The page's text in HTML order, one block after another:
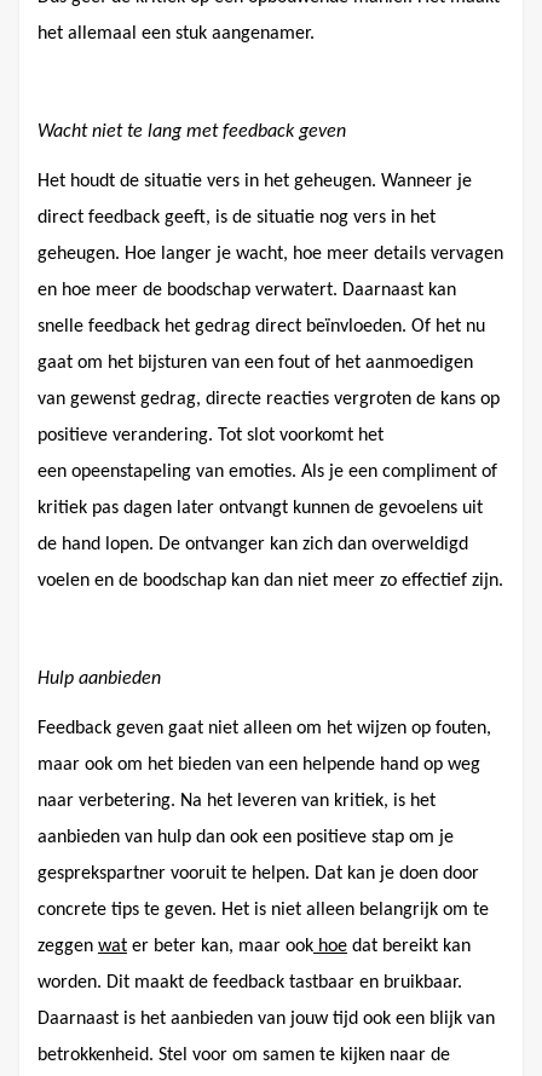
het allemaal een stuk aangenamer.
Wacht niet te lang met feedback geven
Het houdt de situatie vers in het geheugen. Wanneer je
direct feedback geeft, is de situatie nog vers in het
geheugen. Hoe langer je wacht, hoe meer details vervagen
en hoe meer de boodschap verwatert. Daarnaast kan
snelle feedback het gedrag direct beïnvloeden. Of het nu
gaat om het bijsturen van een fout of het aanmoedigen
van gewenst gedrag, directe reacties vergroten de kans op
positieve verandering. Tot slot voorkomt het
een opeenstapeling van emoties. Als je een compliment of
kritiek pas dagen later ontvangt kunnen de gevoelens uit
de hand lopen. De ontvanger kan zich dan overweldigd
voelen en de boodschap kan dan niet meer zo effectief zijn.
Hulp aanbieden
Feedback geven gaat niet alleen om het wijzen op fouten,
maar ook om het bieden van een helpende hand op weg
naar verbetering. Na het leveren van kritiek, is het
aanbieden van hulp dan ook een positieve stap om je
gesprekspartner vooruit te helpen. Dat kan je doen door
concrete tips te geven. Het is niet alleen belangrijk om te
zeggen wat er beter kan, maar ook hoe dat bereikt kan
worden. Dit maakt de feedback tastbaar en bruikbaar.
Daarnaast is het aanbieden van jouw tijd ook een blijk van
betrokkenheid. Stel voor om samen te kijken naar de